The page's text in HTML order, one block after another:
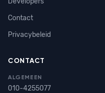
Contact
Privacybeleid
CONTACT
ALGEMEEN
010-4255077